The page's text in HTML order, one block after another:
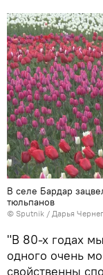
В селе Бардар
тюльпанов
© Sputnik / Дарья
"В 80-х годах
одного очень
свойственны